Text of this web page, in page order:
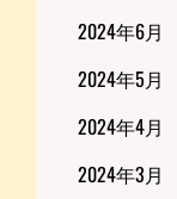
2024年6月
2024年5月
2024年4月
2024年3月